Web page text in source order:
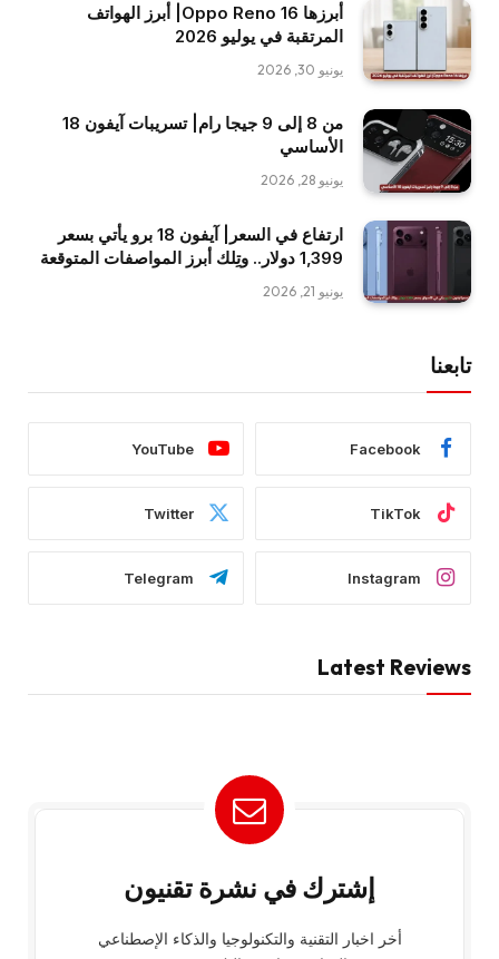
أبرزها Oppo Reno 16| أبرز الهواتف
المرتقبة في يوليو 2026
يونيو 30, 2026
من 8 إلى 9 جيجا رام| تسريبات آيفون 18
الأساسي
يونيو 28, 2026
ارتفاع في السعر| آيفون 18 برو يأتي بسعر
1,399 دولار.. وتِلك أبرز المواصفات المتوقعة
يونيو 21, 2026
تابعنا
Facebook
YouTube
TikTok
Twitter
Instagram
Telegram
Latest Reviews
إشترك في نشرة تقنيون
أخر اخبار التقنية والتكنولوجيا والذكاء الإصطناعي